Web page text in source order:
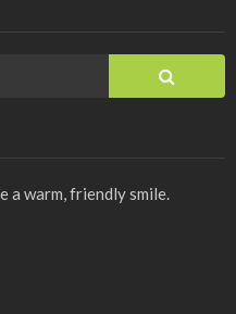
warm, friendly smile.